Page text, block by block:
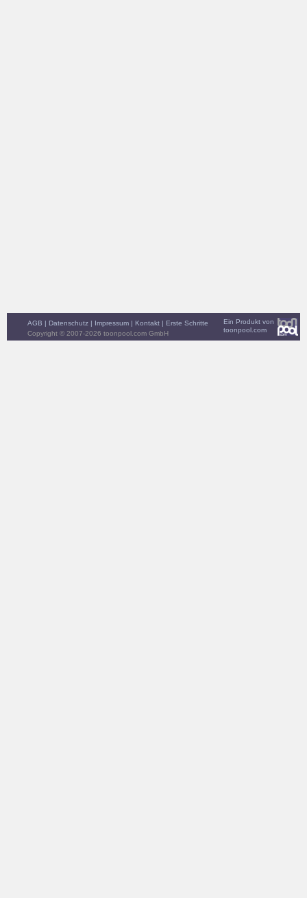
Ein Produkt von
toonpool.com
AGB | Datenschutz | Impressum | Kontakt | Erste Schritte
Copyright © 2007-2026 toonpool.com GmbH